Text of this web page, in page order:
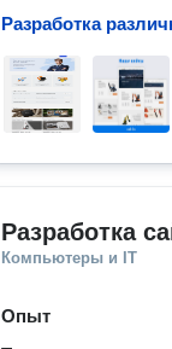
Разработка
Разработка
Компьютеры и IT
Опыт